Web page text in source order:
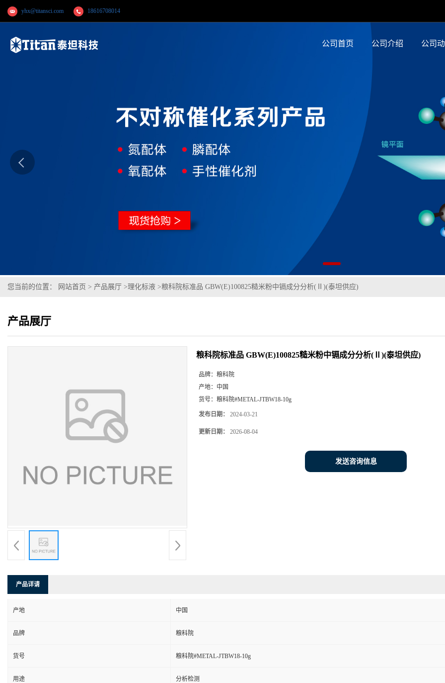
yhx@titansci.com 18616708014
公司首页 公司介绍 公司
您当前的位置： 网站首页 > 产品展厅 >理化标液 >粮科院标准品 GBW(E)100825糙米粉中镉成分分析(Ⅱ)(泰坦供应)
产品展厅
粮科院标准品 GBW(E)100825糙米粉中镉成分分析(Ⅱ)(泰坦供应)
品牌： 粮科院
产地： 中国
货号： 粮科院#METAL-JTBW18-10g
发布日期： 2024-03-21
更新日期： 2026-08-04
发送咨询信息
产品详请
产地 中国
品牌 粮科院
货号 粮科院#METAL-JTBW18-10g
用途 分析检测